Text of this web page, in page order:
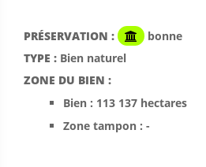
PRÉSERVATION :
bonne
TYPE : Bien naturel
ZONE DU BIEN :
Bien : 113 137 hectares
Zone tampon : -